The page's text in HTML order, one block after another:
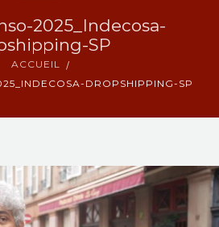
2025_Indecosa-
SP
ACCUEIL
DROPSHIPPING-SP